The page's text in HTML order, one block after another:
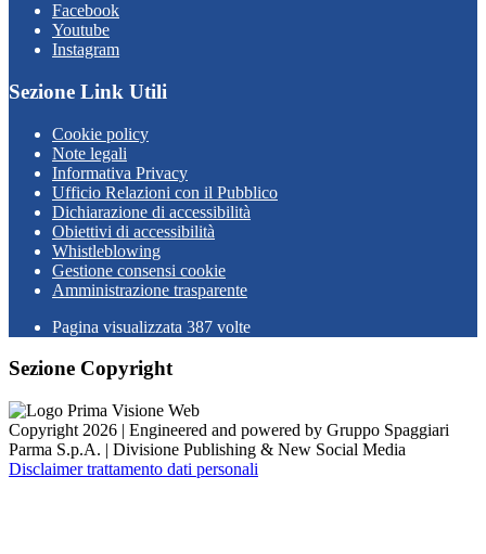
Facebook
Youtube
Instagram
Sezione Link Utili
Cookie policy
Note legali
Informativa Privacy
Ufficio Relazioni con il Pubblico
Dichiarazione di accessibilità
Obiettivi di accessibilità
Whistleblowing
Gestione consensi cookie
Amministrazione trasparente
Pagina visualizzata 387 volte
Sezione Copyright
Copyright 2026 | Engineered and powered by Gruppo Spaggiari
Parma S.p.A. | Divisione Publishing & New Social Media
Disclaimer trattamento dati personali